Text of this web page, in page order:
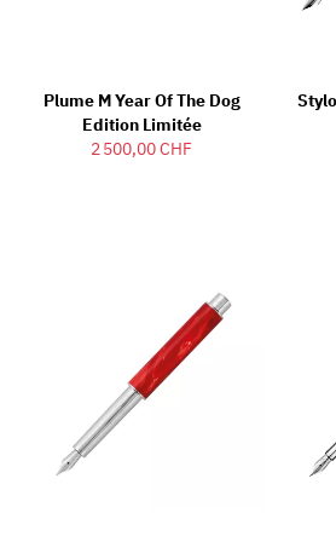
Plume M Year Of The Dog
Edition Limitée
2 500,00 CHF